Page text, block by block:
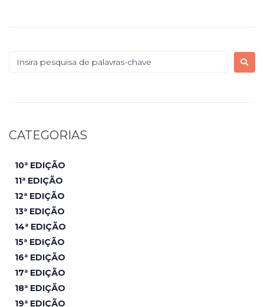
CATEGORIAS
10ª EDIÇÃO
11ª EDIÇÃO
12ª EDIÇÃO
13ª EDIÇÃO
14ª EDIÇÃO
15ª EDIÇÃO
16ª EDIÇÃO
17ª EDIÇÃO
18ª EDIÇÃO
19ª EDIÇÃO